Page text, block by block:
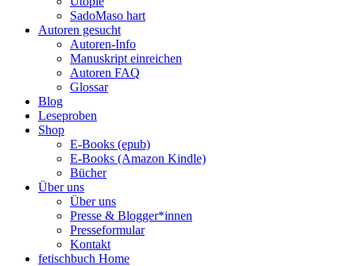
SadoMaso hart
Autoren gesucht
Autoren-Info
Manuskript einreichen
Autoren FAQ
Glossar
Blog
Leseproben
Shop
E-Books (epub)
E-Books (Amazon Kindle)
Bücher
Über uns
Über uns
Presse & Blogger*innen
Presseformular
Kontakt
fetischbuch Home